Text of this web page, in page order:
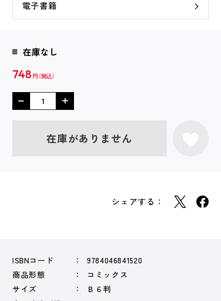
電子書籍
在庫なし
748 円
在庫がありません
シェアする：
ISBNコード
9784046841520
商品形態
コミックス
サイズ
Ｂ６判